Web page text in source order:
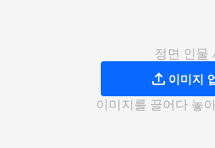
정면 인물
이미지
이미지를 끌어다 놓